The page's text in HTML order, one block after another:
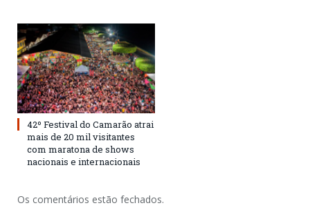
42º Festival do Camarão atrai
mais de 20 mil visitantes
com maratona de shows
nacionais e internacionais
Os comentários estão fechados.